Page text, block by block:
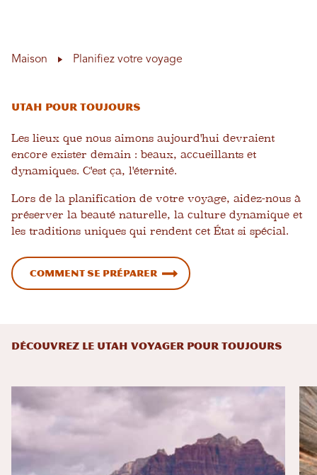
Maison Planifiez votre voyage
Utah Pour toujours
Les lieux que nous aimons aujourd'hui devraient
encore exister demain : beaux, accueillants et
dynamiques. C'est ça, l'éternité.
Lors de la planification de votre voyage, aidez-nous à
préserver la beauté naturelle, la culture dynamique et
les traditions uniques qui rendent cet État si spécial.
Comment se préparer
DÉCOUVREZ LE UTAH VOYAGER POUR TOUJOURS